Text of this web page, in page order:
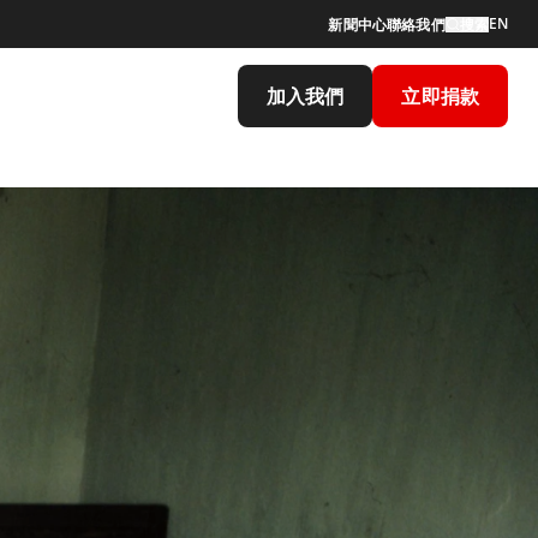
新聞中心聯絡我們 EN
加入我們 立即捐款